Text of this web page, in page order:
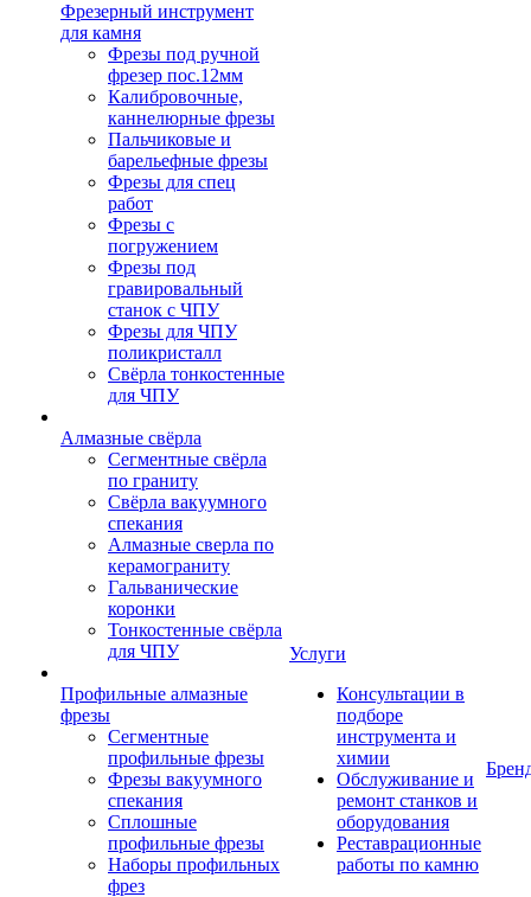
Фрезерный инструмент
для камня
Фрезы под ручной
фрезер пос.12мм
Калибровочные,
каннелюрные фрезы
Пальчиковые и
барельефные фрезы
Фрезы для спец
работ
Фрезы с
погружением
Фрезы под
гравировальный
станок с ЧПУ
Фрезы для ЧПУ
поликристалл
Свёрла тонкостенные
для ЧПУ
Алмазные свёрла
Сегментные свёрла
по граниту
Свёрла вакуумного
спекания
Алмазные сверла по
керамограниту
Гальванические
коронки
Тонкостенные свёрла
для ЧПУ
Профильные алмазные
фрезы
Сегментные
профильные фрезы
Фрезы вакуумного
спекания
Сплошные
профильные фрезы
Наборы профильных
фрез
Услуги
Консультации в
подборе
инструмента и
химии
Обслуживание и
ремонт станков и
оборудования
Реставрационные
работы по камню